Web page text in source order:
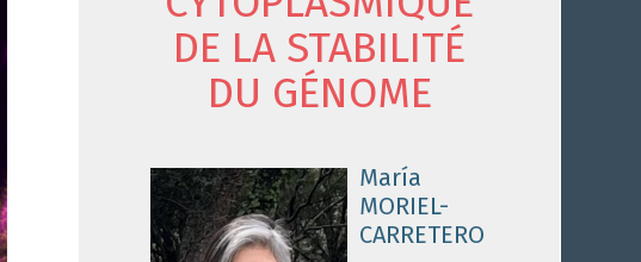
DE LA STABILITÉ
DU GÉNOME
María
MORIEL-
CARRETERO